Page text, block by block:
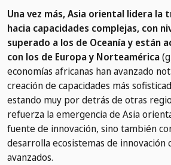
Una vez más, Asia oriental lidera la
hacia capacidades complejas, con
superado a los de Oceanía y están
con los de Europa y Norteamérica
economías africanas han avanzado
creación de capacidades más
estando muy por detrás de otras
refuerza la emergencia de Asia
fuente de innovación, sino también
desarrolla ecosistemas de innovación
avanzados.